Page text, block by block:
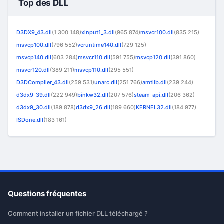
Top des DLL
D3DX9_43.dll(1 300 148)xinput1_3.dll(965 874)msvcr100.dll(835 215)
msvcp100.dll(796 552)vcruntime140.dll(729 125)
msvcp140.dll(603 284)msvcr110.dll(591 755)msvcp120.dll(391 860)
msvcr120.dll(389 211)msvcp110.dll(295 551)
D3DCompiler_43.dll(259 531)unarc.dll(251 766)amtlib.dll(239 244)
d3dx9_39.dll(222 949)binkw32.dll(207 576)steam_api.dll(206 362)
d3dx9_30.dll(189 878)d3dx9_26.dll(189 660)KERNEL32.dll(184 977)
ISDone.dll(183 161)
Questions fréquentes
Comment installer un fichier DLL téléchargé ?